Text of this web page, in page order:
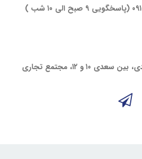
۱۰ شب )
مشهد، خیابان سعدی، بین سعدی ۱۰ و ۱۲، مجتمع تجاری